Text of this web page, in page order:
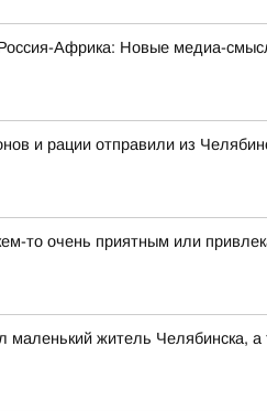
Африка: Новые медиа-
и рации отправили из
то очень приятным или
житель Челябинска,